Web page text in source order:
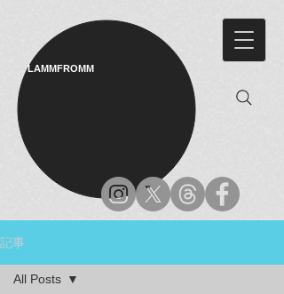
LAMMFROMM​
記事
All Posts